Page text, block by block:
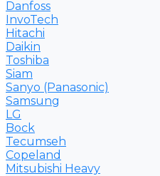
Danfoss
InvoTech
Hitachi
Daikin
Toshiba
Siam
Sanyo (Panasonic)
Samsung
LG
Bock
Tecumseh
Copeland
Mitsubishi Heavy